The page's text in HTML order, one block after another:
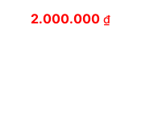
2.000.000 ₫